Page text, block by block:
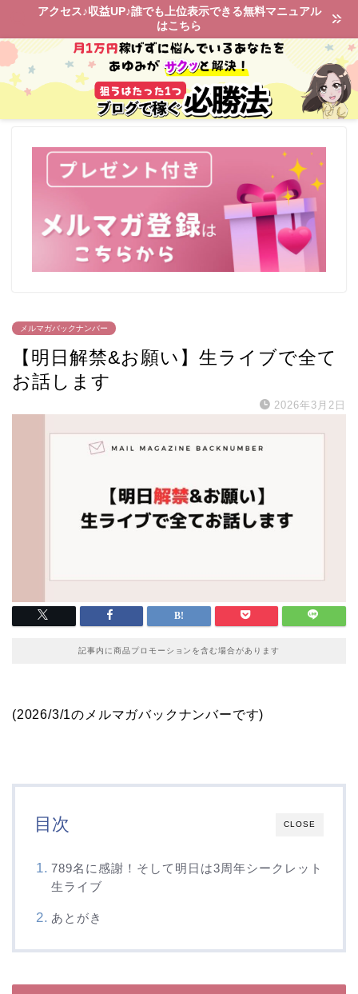
アクセス♪収益UP♪誰でも上位表示できる無料マニュアル
はこちら
メルマガバックナンバー
【明日解禁&お願い】生ライブで全て
お話します
2026年3月2日
記事内に商品プロモーションを含む場合があります
(2026/3/1のメルマガバックナンバーです)
CLOSE
目次
789名に感謝！そして明日は3周年シークレット
生ライブ
あとがき